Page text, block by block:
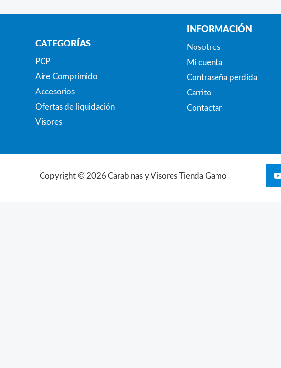
CATEGORÍAS
PCP
Aire Comprimido
Accesorios
Ofertas de liquidación
Visores
INFORMACIÓN
Nosotros
Mi cuenta
Contraseña perdida
Carrito
Contactar
Copyright © 2026 Carabinas y Visores Tienda Gamo